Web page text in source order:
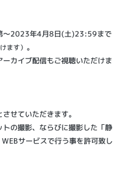
～2023年4月8日(土)23:59まで
ます）。
カイブ配信もご視聴いただけま
せていただきます。
の撮影、ならびに撮影した「静
サービスで行う事を許可致し